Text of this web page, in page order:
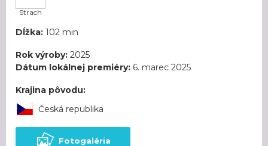
Strach
Dĺžka: 102 min
Rok výroby: 2025
Dátum lokálnej premiéry: 6. marec 2025
Krajina pôvodu:
Česká republika
Fotogaléria